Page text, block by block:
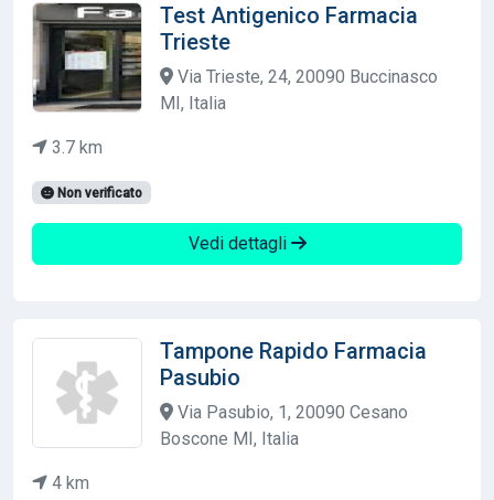
Test Antigenico Farmacia
Trieste
Via Trieste, 24, 20090 Buccinasco
MI, Italia
3.7 km
Non verificato
Vedi dettagli
Tampone Rapido Farmacia
Pasubio
Via Pasubio, 1, 20090 Cesano
Boscone MI, Italia
4 km